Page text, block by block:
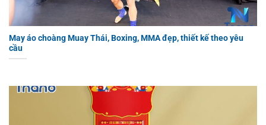
May áo choàng Muay Thái, Boxing, MMA đẹp, thiết kế theo yêu
cầu